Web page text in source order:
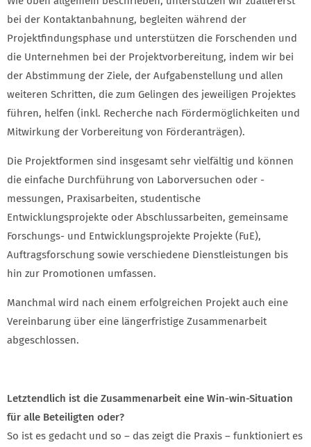
bei der Kontaktanbahnung, begleiten während der
Projektfindungsphase und unterstützen die Forschenden und
die Unternehmen bei der Projektvorbereitung, indem wir bei
der Abstimmung der Ziele, der Aufgabenstellung und allen
weiteren Schritten, die zum Gelingen des jeweiligen Projektes
führen, helfen (inkl. Recherche nach Fördermöglichkeiten und
Mitwirkung der Vorbereitung von Förderanträgen).
Die Projektformen sind insgesamt sehr vielfältig und können
die einfache Durchführung von Laborversuchen oder -
messungen, Praxisarbeiten, studentische
Entwicklungsprojekte oder Abschlussarbeiten, gemeinsame
Forschungs- und Entwicklungsprojekte Projekte (FuE),
Auftragsforschung sowie verschiedene Dienstleistungen bis
hin zur Promotionen umfassen.
Manchmal wird nach einem erfolgreichen Projekt auch eine
Vereinbarung über eine längerfristige Zusammenarbeit
abgeschlossen.
Letztendlich ist die Zusammenarbeit eine Win-win-Situation
für alle Beteiligten oder?
So ist es gedacht und so – das zeigt die Praxis – funktioniert es